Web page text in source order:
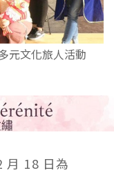
元文化旅人活動
月 18 日為